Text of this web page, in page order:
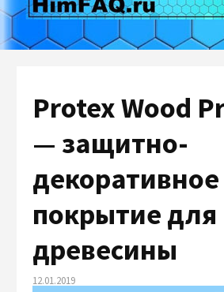
Protex Wood
— защитно-
декоративное
покрытие для
древесины
12.01.2019